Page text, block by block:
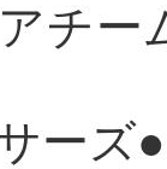
チー
ーズ